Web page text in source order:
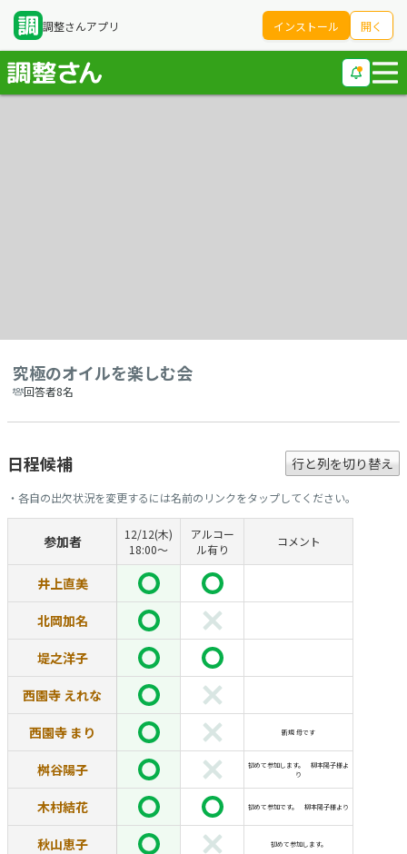
調整さんアプリ インストール 開く
究極のオイルを楽しむ会
回答者8名
日程候補 行と列を切り替え
・各自の出欠状況を変更するには名前のリンクをタップしてください。
参加者
12/12(木)
18:00〜
アルコー
ル有り
コメント
井上直美
北岡加名
堤之洋子
西園寺 えれな
西園寺 まり 新規 母です
桝谷陽子
初めて参加します。 柳本陽子様よ
り
木村結花 初めて参加です。 柳本陽子様より
秋山恵子 初めて参加します。